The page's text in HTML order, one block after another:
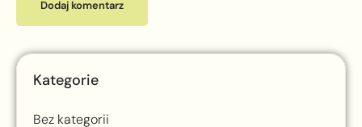
Kategorie
Bez kategorii